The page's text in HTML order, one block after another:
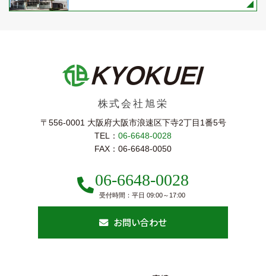
株式会社旭栄
〒556-0001 大阪府大阪市浪速区下寺2丁⽬1番5号
TEL： 06-6648-0028
FAX：06-6648-0050
06-6648-0028
受付時間：平日 09:00～17:00
お問い合わせ